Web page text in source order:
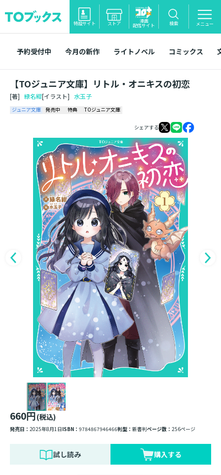
特設サイト ストア 漫画
配信サイト 検索 メニュー
予約受付中 今月の新作 ライトノベル コミックス
【TOジュニア文庫】リトル・オニキスの初恋
[著] 緑名紺[イラスト] 水玉子
ジュニア文庫 発売中 特典 TOジュニア文庫
シェアする
660円(税込)
発売日： 2025年8月1日ISBN： 9784867946466判型： 新書判ページ数： 256ページ
試し読み 購入する